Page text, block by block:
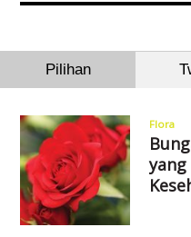
Pilihan
Flora